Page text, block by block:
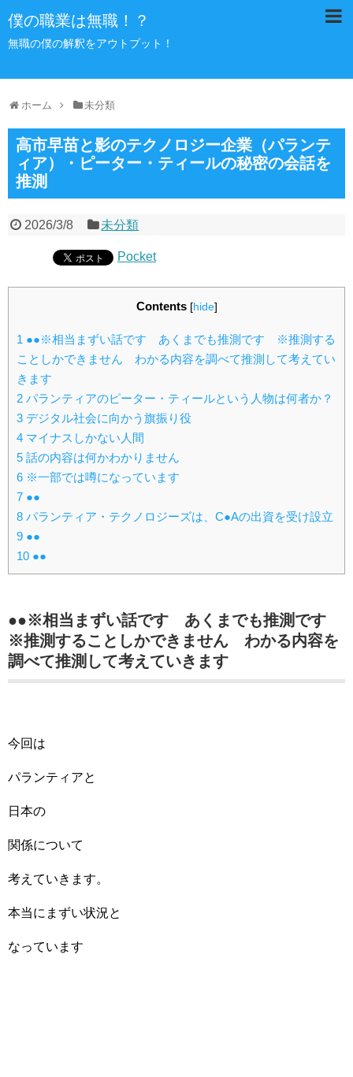
僕の職業は無職！？
無職の僕の解釈をアウトプット！
ホーム 未分類
高市早苗と影のテクノロジー企業（パランテ
ィア）・ピーター・ティールの秘密の会話を
推測
2026/3/8 未分類
Pocket
Contents [hide]
1 ●●※相当まずい話です あくまでも推測です ※推測する
ことしかできません わかる内容を調べて推測して考えてい
きます
2 パランティアのピーター・ティールという人物は何者か？
3 デジタル社会に向かう旗振り役
4 マイナスしかない人間
5 話の内容は何かわかりません
6 ※一部では噂になっています
7 ●●
8 パランティア・テクノロジーズは、C●Aの出資を受け設立
9 ●●
10 ●●
●●※相当まずい話です あくまでも推測です
※推測することしかできません わかる内容を
調べて推測して考えていきます
今回は
パランティアと
日本の
関係について
考えていきます。
本当にまずい状況と
なっています